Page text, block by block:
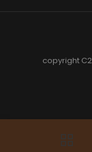
copyright